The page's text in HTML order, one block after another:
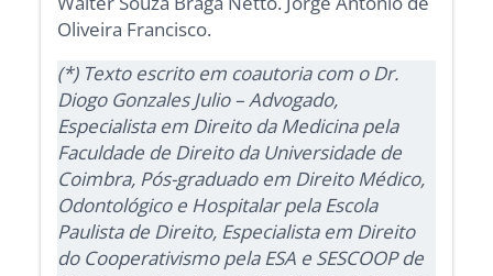
Oliveira Francisco.
(*) Texto escrito em coautoria com o Dr.
Diogo Gonzales Julio – Advogado,
Especialista em Direito da Medicina pela
Faculdade de Direito da Universidade de
Coimbra, Pós-graduado em Direito Médico,
Odontológico e Hospitalar pela Escola
Paulista de Direito, Especialista em Direito
do Cooperativismo pela ESA e SESCOOP de